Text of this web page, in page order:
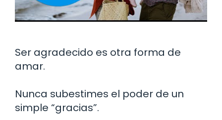
Ser agradecido es otra forma de
amar.
Nunca subestimes el poder de un
simple “gracias”.